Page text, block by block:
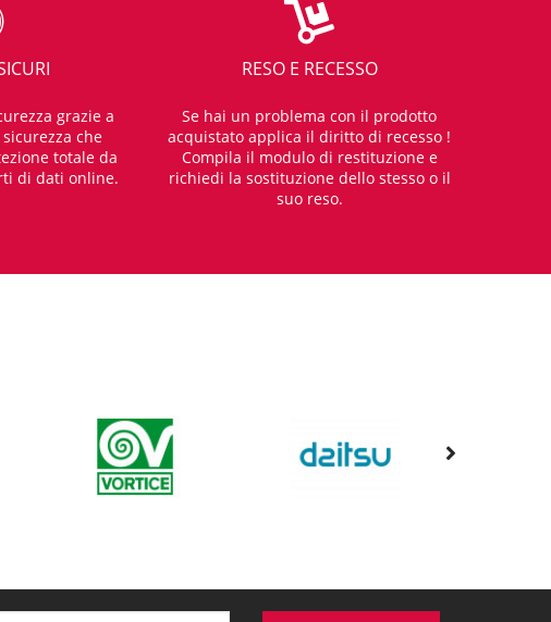
grazie a
che
totale da
di dati online.
RESO E RECESSO
Se hai un problema con il prodotto
acquistato applica il diritto di recesso !
Compila il modulo di restituzione e
richiedi la sostituzione dello stesso o il
suo reso.